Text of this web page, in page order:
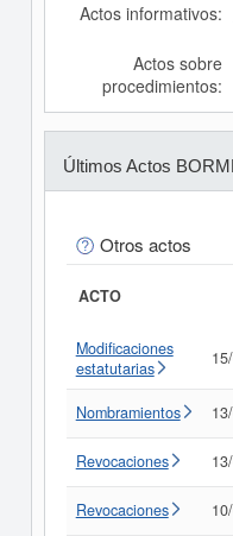
Actos informativos:
Actos sobre
procedimientos:
Últimos Actos
Otros actos
ACTO
Modificaciones
estatutarias
Nombramientos
Revocaciones
Revocaciones